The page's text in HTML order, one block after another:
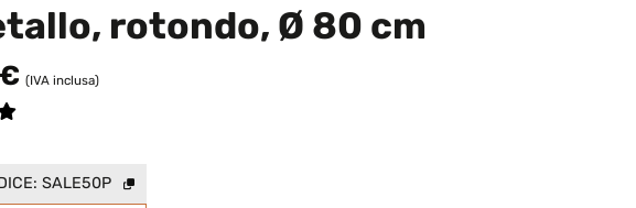
rotondo, Ø 80 cm
(IVA inclusa)
SALE50P